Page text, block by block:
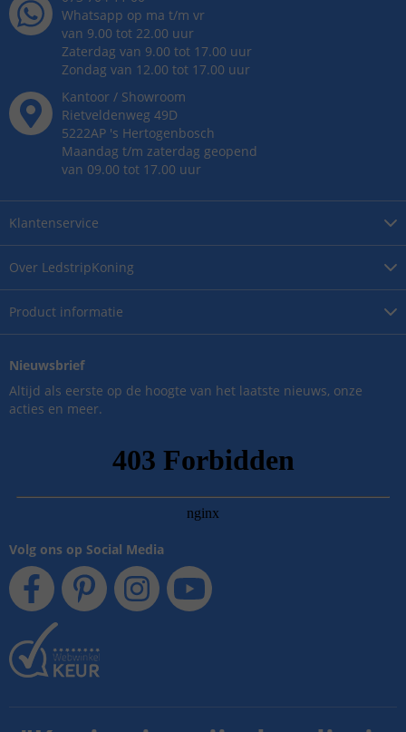
Over LedstripKoning
Product informatie
Klantenservice
Whatsapp op ma t/m vr
van 9.00 tot 22.00 uur
Zaterdag van 9.00 tot 17.00 uur
Zondag van 12.00 tot 17.00 uur
Kantoor / Showroom
Rietveldenweg 49D
5222AP 's Hertogenbosch
Maandag t/m zaterdag geopend
van 09.00 tot 17.00 uur
Nieuwsbrief
Altijd als eerste op de hoogte van het laatste nieuws, onze
acties en meer.
Volg ons op Social Media